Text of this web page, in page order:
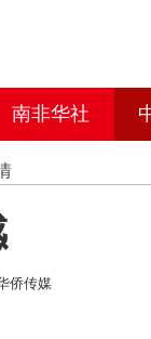
南非华社
侨传媒